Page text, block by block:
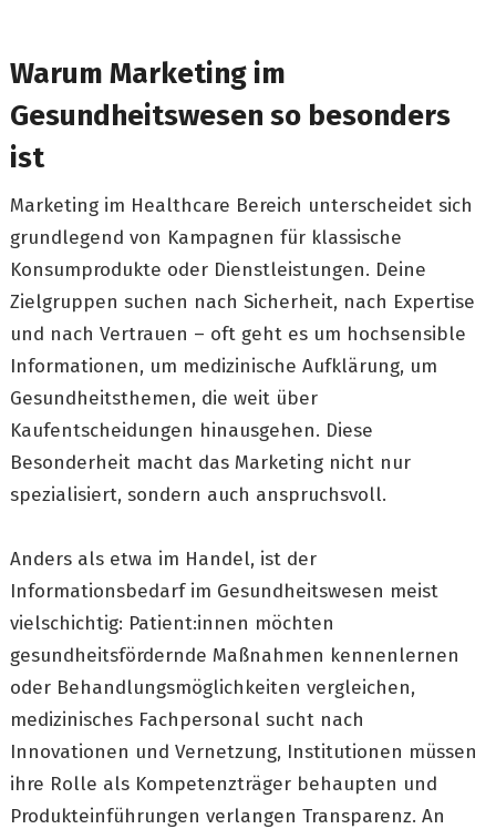
Warum Marketing im
Gesundheitswesen so besonders
ist
Marketing im Healthcare Bereich unterscheidet sich
grundlegend von Kampagnen für klassische
Konsumprodukte oder Dienstleistungen. Deine
Zielgruppen suchen nach Sicherheit, nach Expertise
und nach Vertrauen – oft geht es um hochsensible
Informationen, um medizinische Aufklärung, um
Gesundheitsthemen, die weit über
Kaufentscheidungen hinausgehen. Diese
Besonderheit macht das Marketing nicht nur
spezialisiert, sondern auch anspruchsvoll.
Anders als etwa im Handel, ist der
Informationsbedarf im Gesundheitswesen meist
vielschichtig: Patient:innen möchten
gesundheitsfördernde Maßnahmen kennenlernen
oder Behandlungsmöglichkeiten vergleichen,
medizinisches Fachpersonal sucht nach
Innovationen und Vernetzung, Institutionen müssen
ihre Rolle als Kompetenzträger behaupten und
Produkteinführungen verlangen Transparenz. An